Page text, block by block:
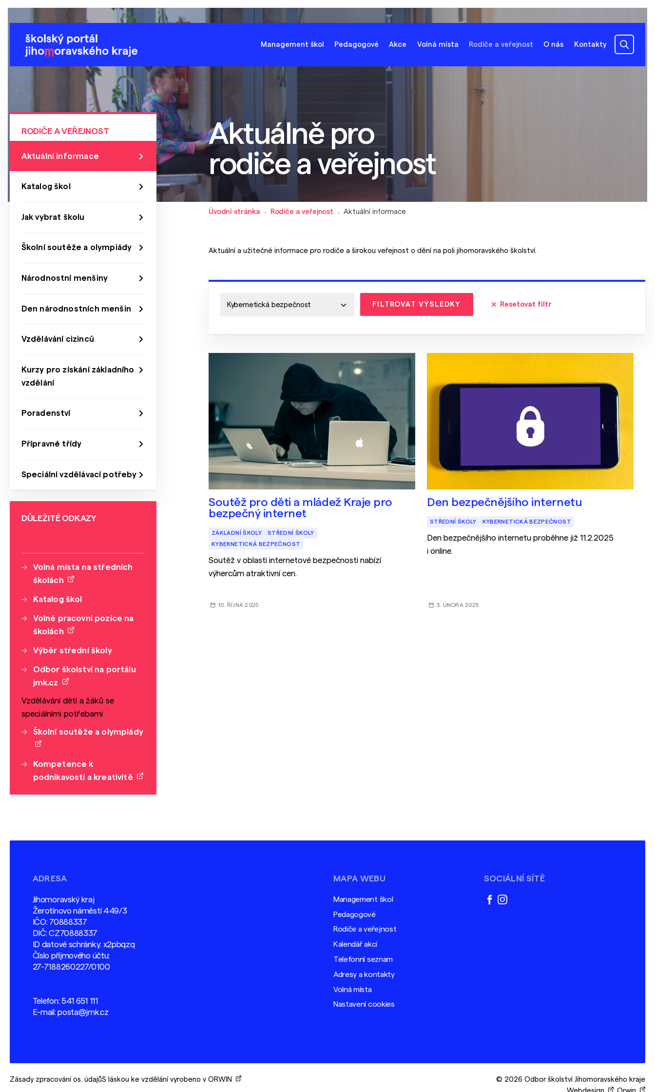
Management škol Pedagogové Akce Volná místa Rodiče a veřejnost O nás Kontakty
Aktuálně pro
rodiče a veřejnost
Úvodní stránka Rodiče a veřejnost Aktuální informace
Aktuální a užitečné informace pro rodiče a širokou veřejnost o dění na poli jihomoravského školství.
FILTROVAT VÝSLEDKY Resetovat filtr
Soutěž pro děti a mládež Kraje pro
bezpečný internet
ZÁKLADNÍ ŠKOLY
STŘEDNÍ ŠKOLY
KYBERNETICKÁ BEZPEČNOST
Soutěž v oblasti internetové bezpečnosti nabízí
výhercům atraktivní cen.
10. ŘÍJNA 2025
Den bezpečnějšího internetu
STŘEDNÍ ŠKOLY KYBERNETICKÁ BEZPEČNOST
Den bezpečnějšího internetu proběhne již 11.2.2025
i online.
3. ÚNORA 2025
RODIČE A VEŘEJNOST
Aktuální informace
Katalog škol
Jak vybrat školu
Školní soutěže a olympiády
Národnostní menšiny
Den národnostních menšin
Vzdělávání cizinců
Kurzy pro získání základního
vzdělání
Poradenství
Přípravné třídy
Speciální vzdělávací potřeby
DŮLEŽITÉ ODKAZY
Volná místa na středních
školách
Katalog škol
Volné pracovní pozice na
školách
Výběr střední školy
Odbor školství na portálu
jmk.cz
Vzdělávání dětí a žáků se
speciálními potřebami
Školní soutěže a olympiády
Kompetence k
podnikavosti a kreativitě
ADRESA
Jihomoravský kraj
Žerotínovo náměstí 449/3
IČO: 70888337
DIČ: CZ70888337
ID datové schránky: x2pbqzq
Číslo příjmového účtu:
27-7188260227/0100
Telefon: 541 651 111
E-mail:posta@jmk.cz
MAPA WEBU
Management škol
Pedagogové
Rodiče a veřejnost
Kalendář akcí
Telefonní seznam
Adresy a kontakty
Volná místa
Nastavení cookies
SOCIÁLNÍ SÍTĚ
facebook
instagram
Zásady zpracování os. údajůS láskou ke vzdělání vyrobeno v ORWIN
© 2026 Odbor školství Jihomoravského kraje